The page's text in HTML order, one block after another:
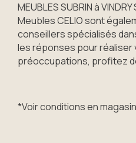
MEUBLES SUBRIN à
Meubles CELIO sont
conseillers spécialisés
les réponses pour
préoccupations, profitez
*Voir conditions en